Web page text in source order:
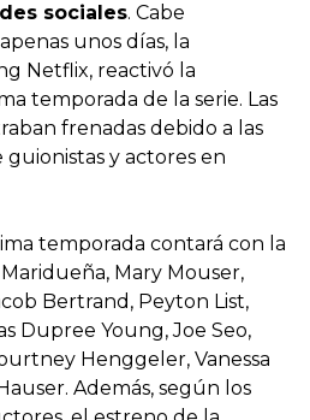
sociales. Cabe
unos días, la
Netflix, reactivó la
temporada de la serie. Las
frenadas debido a las
y actores en
temporada contará con la
Mary Mouser,
Bertrand, Peyton List,
Dupree Young, Joe Seo,
Henggeler, Vanessa
Además, según los